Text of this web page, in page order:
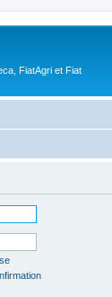
FiatAgri et Fiat